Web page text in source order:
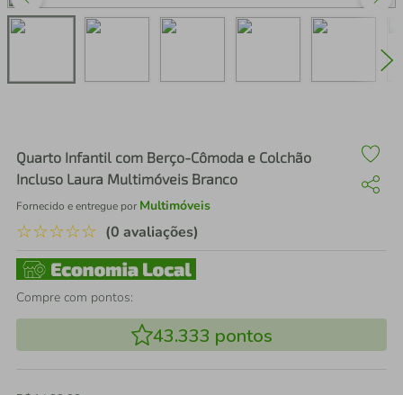
Quarto Infantil com Berço-Cômoda e Colchão
Incluso Laura Multimóveis Branco
Fornecido e entregue por Multimóveis
☆☆☆☆☆ (0 avaliações)
Compre com pontos:
43.333 pontos
perfume